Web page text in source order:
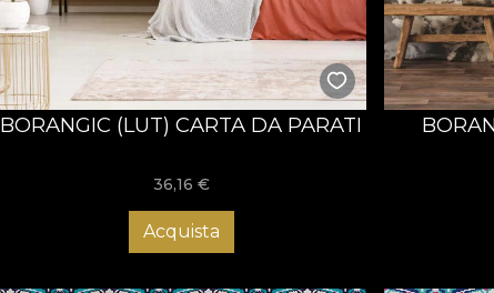
BORANGIC (LUT) CARTA DA PARATI
36,16 €
Acquista